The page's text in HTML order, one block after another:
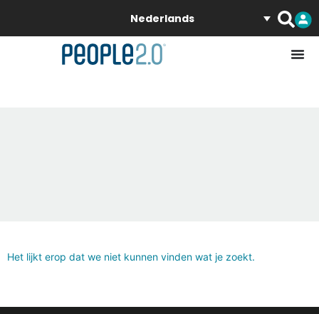
Nederlands
Het lijkt erop dat we niet kunnen vinden wat je zoekt.